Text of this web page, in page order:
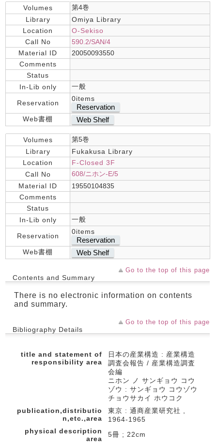
Volumes
第4巻
Library
Omiya Library
Location
O-Sekiso
Call No
590.2/SAN/4
Material ID
20050093550
Comments
Status
In-Lib only
一般
Reservation
0items
Reservation
Web書棚 Web Shelf
Volumes
第5巻
Library
Fukakusa Library
Location
F-Closed 3F
Call No
608/ニホン-E/5
Material ID
19550104835
Comments
Status
In-Lib only
一般
Reservation
0items
Reservation
Web書棚 Web Shelf
Go to the top of this page
Contents and Summary
There is no electronic information on contents
and summary.
Go to the top of this page
Bibliography Details
title and statement of
responsibility area
日本の産業構造 : 産業構造
調査会報告 / 産業構造調査
会編
ニホン ノ サンギョウ コウ
ゾウ : サンギョウ コウゾウ
チョウサカイ ホウコク
publication,distributio
n,etc.,area
東京 : 通商産業研究社 ,
1964-1965
physical description
area
5冊 ; 22cm